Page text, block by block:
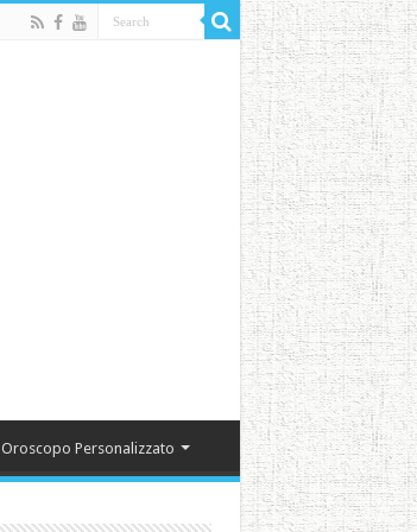
Oroscopo Personalizzato